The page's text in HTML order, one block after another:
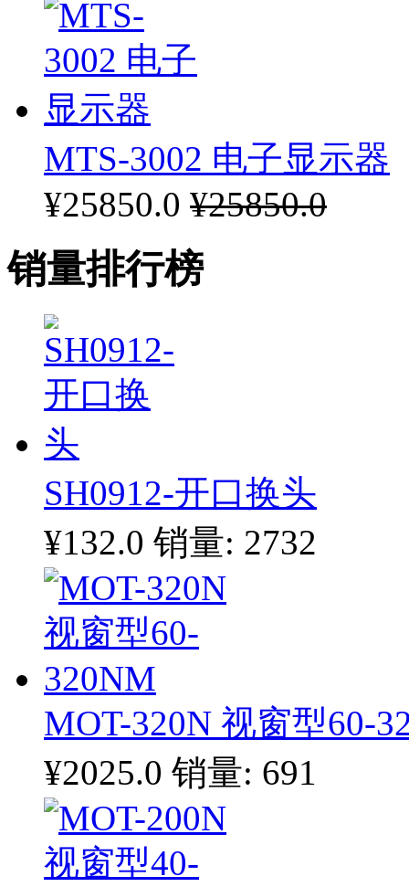
MTS-3002 电子显示器
¥25850.0 ¥25850.0
销量排行榜
SH0912-开口换头
¥132.0 销量: 2732
MOT-320N 视窗型60-
¥2025.0 销量: 691